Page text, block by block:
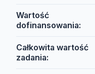
Wartość
dofinansowania:
Całkowita wartość
zadania: